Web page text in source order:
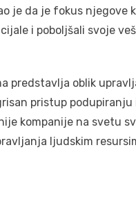
je da je fokus njegove
i poboljšali svoje
predstavlja oblik
pristup
kompanije na svetu
ljudskim